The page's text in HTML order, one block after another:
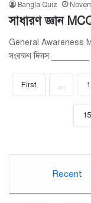
Bangla Quiz
সাধারণ জ্ঞান
General Awareness
সংরক্ষণ দিবস
First ...
15
Recent